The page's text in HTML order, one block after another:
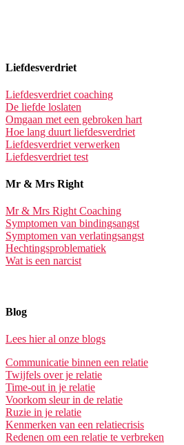
Liefdesverdriet
Liefdesverdriet coaching
De liefde loslaten
Omgaan met een gebroken hart
Hoe lang duurt liefdesverdriet
Liefdesverdriet verwerken
Liefdesverdriet test
Mr & Mrs Right
Mr & Mrs Right Coaching
Symptomen van bindingsangst
Symptomen van verlatingsangst
Hechtingsproblematiek
Wat is een narcist
Blog
Lees hier al onze blogs
Communicatie binnen een relatie
Twijfels over je relatie
Time-out in je relatie
Voorkom sleur in de relatie
Ruzie in je relatie
Kenmerken van een relatiecrisis
Redenen om een relatie te verbreken